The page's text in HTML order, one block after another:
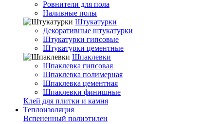
Ровнители для пола
Наливные полы
Штукатурки
Декоративные штукатурки
Штукатурки гипсовые
Штукатурки цементные
Шпаклевки
Шпаклевка гипсовая
Шпаклевка полимерная
Шпаклевка цементная
Шпаклевки финишные
Клей для плитки и камня
Теплоизоляция
Вспененный полиэтилен